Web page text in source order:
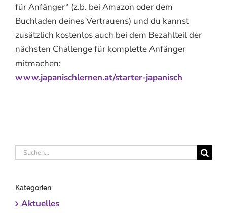
für Anfänger“ (z.b. bei Amazon oder dem
Buchladen deines Vertrauens) und du kannst
zusätzlich kostenlos auch bei dem Bezahlteil der
nächsten Challenge für komplette Anfänger
mitmachen:
www.japanischlernen.at/starter-japanisch
Suche
Kategorien
Aktuelles